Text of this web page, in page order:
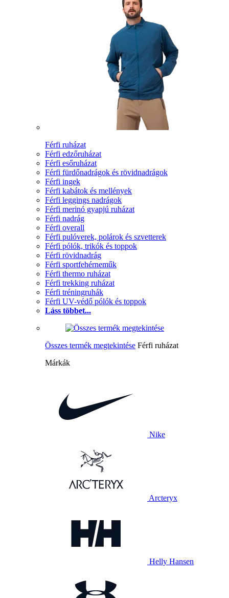
Férfi ruházat
Férfi edzőruházat
Férfi esőruházat
Férfi fürdőnadrágok és rövidnadrágok
Férfi ingek
Férfi kabátok és mellények
Férfi leggings nadrágok
Férfi merinó gyapjú ruházat
Férfi nadrág
Férfi overall
Férfi pulóverek, polárok és szvetterek
Férfi pólók, trikók és toppok
Férfi rövidnadrág
Férfi sportfehérneműk
Férfi thermo ruházat
Férfi trekking ruházat
Férfi tréningruhák
Férfi UV-védő pólók és toppok
Láss többet...
Összes termék megtekintése Férfi ruházat
Márkák
Nike
Arcteryx
Helly Hansen